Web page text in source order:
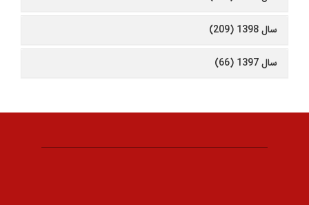
سال 1398 (209)
سال 1397 (66)